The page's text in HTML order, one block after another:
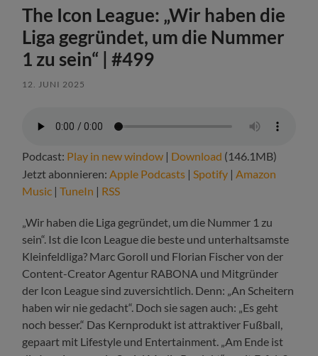
The Icon League: „Wir haben die
Liga gegründet, um die Nummer
1 zu sein“ | #499
12. JUNI 2025
Podcast: Play in new window | Download (146.1MB)
Jetzt abonnieren:Apple Podcasts |Spotify |Amazon
Music |TuneIn | RSS
„Wir haben die Liga gegründet, um die Nummer 1 zu
sein“. Ist die Icon League die beste und unterhaltsamste
Kleinfeldliga? Marc Goroll und Florian Fischer von der
Content-Creator Agentur RABONA und Mitgründer
der Icon League sind zuversichtlich. Denn: „An Scheitern
haben wir nie gedacht“. Doch sie sagen auch: „Es geht
noch besser.“ Das Kernprodukt ist attraktiver Fußball,
gepaart mit Lifestyle und Entertainment. „Am Ende ist